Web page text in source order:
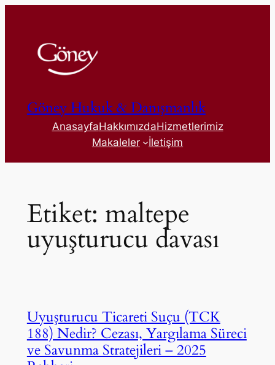
Göney Hukuk & Danışmanlık
AnasayfaHakkımızdaHizmetlerimiz
Makaleler
İletişim
Etiket: maltepe
uyuşturucu davası
Uyuşturucu Ticareti Suçu (TCK
188) Nedir? Cezası, Yargılama Süreci
ve Savunma Stratejileri – 2025